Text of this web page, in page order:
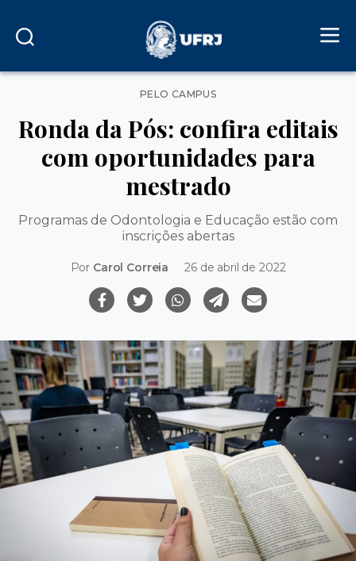
Categorias
PELO CAMPUS
Ronda da Pós: confira editais
com oportunidades para
mestrado
Programas de Odontologia e Educação estão com
inscrições abertas
Por Carol Correia 26 de abril de 2022